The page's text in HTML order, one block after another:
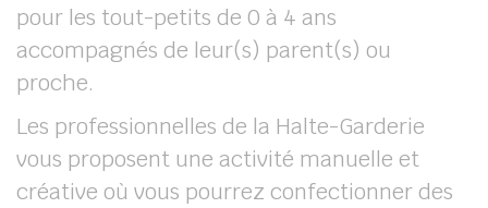
pour les tout-petits de 0 à 4 ans
accompagnés de leur(s) parent(s) ou
proche.
Les professionnelles de la Halte-Garderie
vous proposent une activité manuelle et
créative où vous pourrez confectionner des